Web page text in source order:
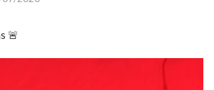
🚨